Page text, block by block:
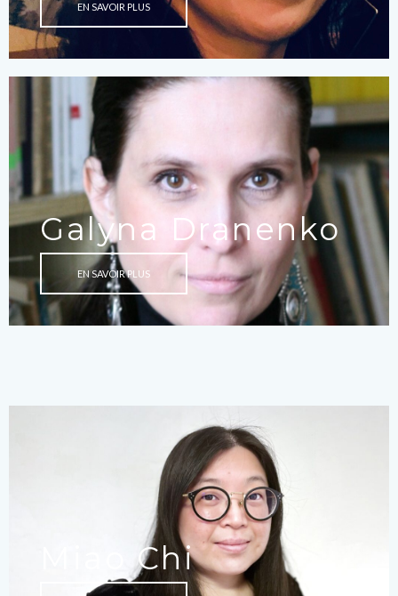
EN SAVOIR PLUS
Galyna Dranenko
EN SAVOIR PLUS
Miao Chi